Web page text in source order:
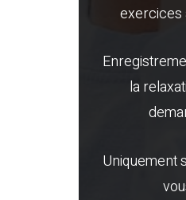
exercices
la
Uniquement